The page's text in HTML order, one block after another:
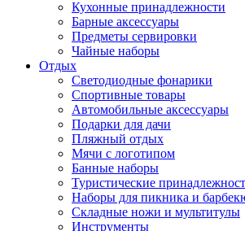
Кухонные принадлежности
Барные аксессуары
Предметы сервировки
Чайные наборы
Отдых
Светодиодные фонарики
Спортивные товары
Автомобильные аксессуары
Подарки для дачи
Пляжный отдых
Мячи с логотипом
Банные наборы
Туристические
Наборы для пикника и
Складные ножи и мультитулы
Инструменты